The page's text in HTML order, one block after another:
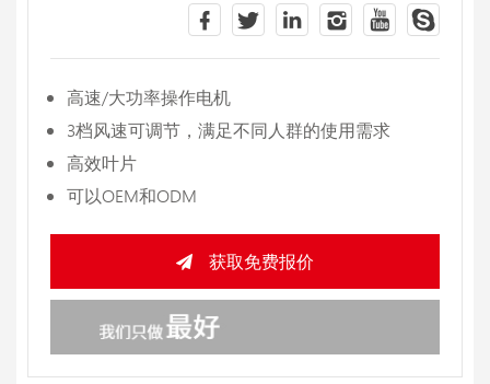
高速/大功率操作电机
3档风速可调节，满足不同人群的使用需求
高效叶片
可以OEM和ODM
获取免费报价